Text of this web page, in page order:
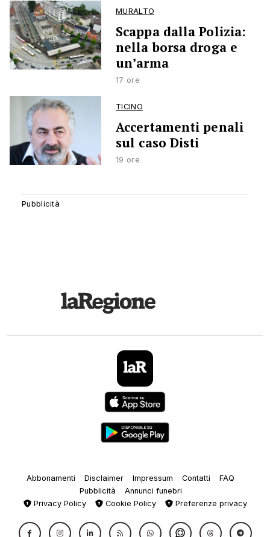
MURALTO
Scappa dalla Polizia:
nella borsa droga e
un’arma
17 ore
TICINO
Accertamenti penali
sul caso Disti
19 ore
Abbonamenti Disclaimer Impressum Contatti
FAQ
Pubblicità
Annunci funebri
Privacy Policy
Cookie Policy Preferenze privacy